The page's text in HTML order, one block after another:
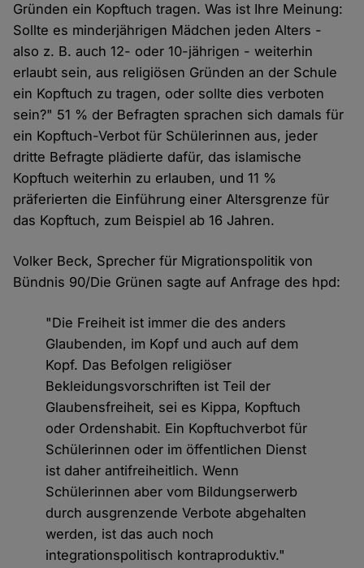
Gründen ein Kopftuch tragen. Was ist Ihre Meinung:
Sollte es minderjährigen Mädchen jeden Alters -
also z. B. auch 12- oder 10-jährigen - weiterhin
erlaubt sein, aus religiösen Gründen an der Schule
ein Kopftuch zu tragen, oder sollte dies verboten
sein?" 51 % der Befragten sprachen sich damals für
ein Kopftuch-Verbot für Schülerinnen aus, jeder
dritte Befragte plädierte dafür, das islamische
Kopftuch weiterhin zu erlauben, und 11 %
präferierten die Einführung einer Altersgrenze für
das Kopftuch, zum Beispiel ab 16 Jahren.
Volker Beck, Sprecher für Migrationspolitik von
Bündnis 90/Die Grünen sagte auf Anfrage des hpd:
"Die Freiheit ist immer die des anders
Glaubenden, im Kopf und auch auf dem
Kopf. Das Befolgen religiöser
Bekleidungsvorschriften ist Teil der
Glaubensfreiheit, sei es Kippa, Kopftuch
oder Ordenshabit. Ein Kopftuchverbot für
Schülerinnen oder im öffentlichen Dienst
ist daher antifreiheitlich. Wenn
Schülerinnen aber vom Bildungserwerb
durch ausgrenzende Verbote abgehalten
werden, ist das auch noch
integrationspolitisch kontraproduktiv."